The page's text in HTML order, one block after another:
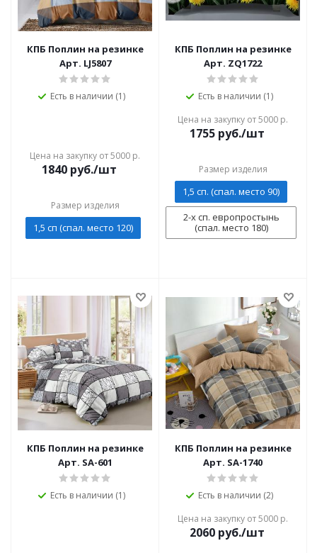
КПБ Поплин на резинке
Арт. LJ5807
Есть в наличии (1)
Цена на закупку от 5000 р.
1840 руб./шт
Размер изделия
1,5 сп (спал. место 120)
КПБ Поплин на резинке
Арт. ZQ1722
Есть в наличии (1)
Цена на закупку от 5000 р.
1755 руб./шт
Размер изделия
1,5 сп. (спал. место 90)
2-х сп. европростынь
(спал. место 180)
КПБ Поплин на резинке
Арт. SA-601
Есть в наличии (1)
КПБ Поплин на резинке
Арт. SA-1740
Есть в наличии (2)
Цена на закупку от 5000 р.
2060 руб./шт